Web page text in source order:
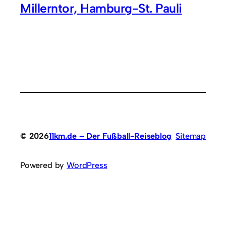
Millerntor, Hamburg-St. Pauli
© 202611km.de – Der Fußball-Reiseblog Sitemap
Powered byWordPress